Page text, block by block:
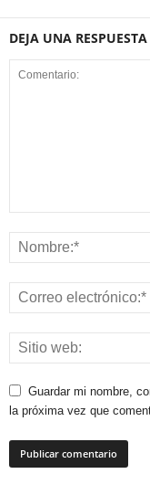
DEJA UNA RESPUESTA
Guardar mi nombre,
la próxima vez que